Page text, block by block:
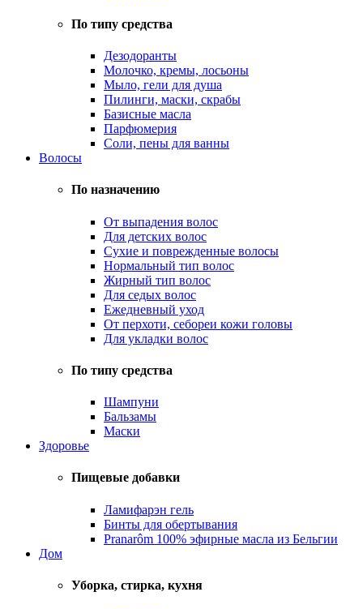
По типу средства
Дезодоранты
Молочко, кремы, лосьоны
Мыло, гели для душа
Пилинги, маски, скрабы
Базисные масла
Парфюмерия
Соли, пены для ванны
Волосы
По назначению
От выпадения волос
Для детских волос
Сухие и поврежденные волосы
Нормальный тип волос
Жирный тип волос
Для седых волос
Ежедневный уход
От перхоти, себореи кожи головы
Для укладки волос
По типу средства
Шампуни
Бальзамы
Маски
Здоровье
Пищевые добавки
Ламифарэн гель
Бинты для обертывания
Pranarôm 100% эфирные масла из Бельгии
Дом
Уборка, стирка, кухня